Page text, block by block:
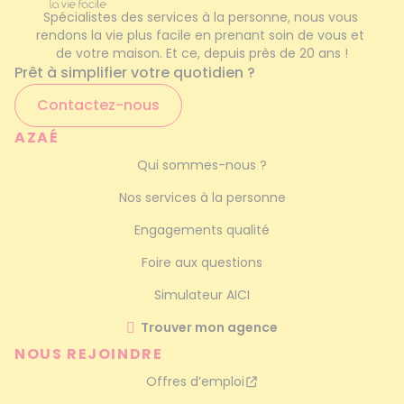
ce qui vous convient le mieux. Nous travaillons
avec desprofessionnelles forméespour
prendre soin des tout-petits et des plus
grands.
Notre agence propose également des
prestations d
parents âgés ou en situation de handicap.
Prendre soin de ses proches dépendants est
une lourde charge et vous ne pouvez pas tout
faire seul. En demandant du relais, vous vous
préservez de l’épuisement et leur offrez des
moments de meilleure qualité ! Une auxiliaire
de vie, c’est une présence rassurante et
bienveillante qui redonne le sourire. C’est un
accompagnement dans les gestes du
quotidien pour mieux vivre les difficultés.
Garde d'enfants occasionnel
Service de femme de ménage
Ménage haut de gamme
Spécialistes des services à la personne, nous vous
rendons la vie plus facile en prenant soin de vous et
de votre maison. Et ce, depuis près de 20 ans !
Prêt à simplifier votre quotidien ?
Contactez-nous
AZAÉ
Qui sommes-nous ?
Nos services à la personne
Engagements qualité
Foire aux questions
Simulateur AICI
Trouver mon agence
NOUS REJOINDRE
Offres d’emploi